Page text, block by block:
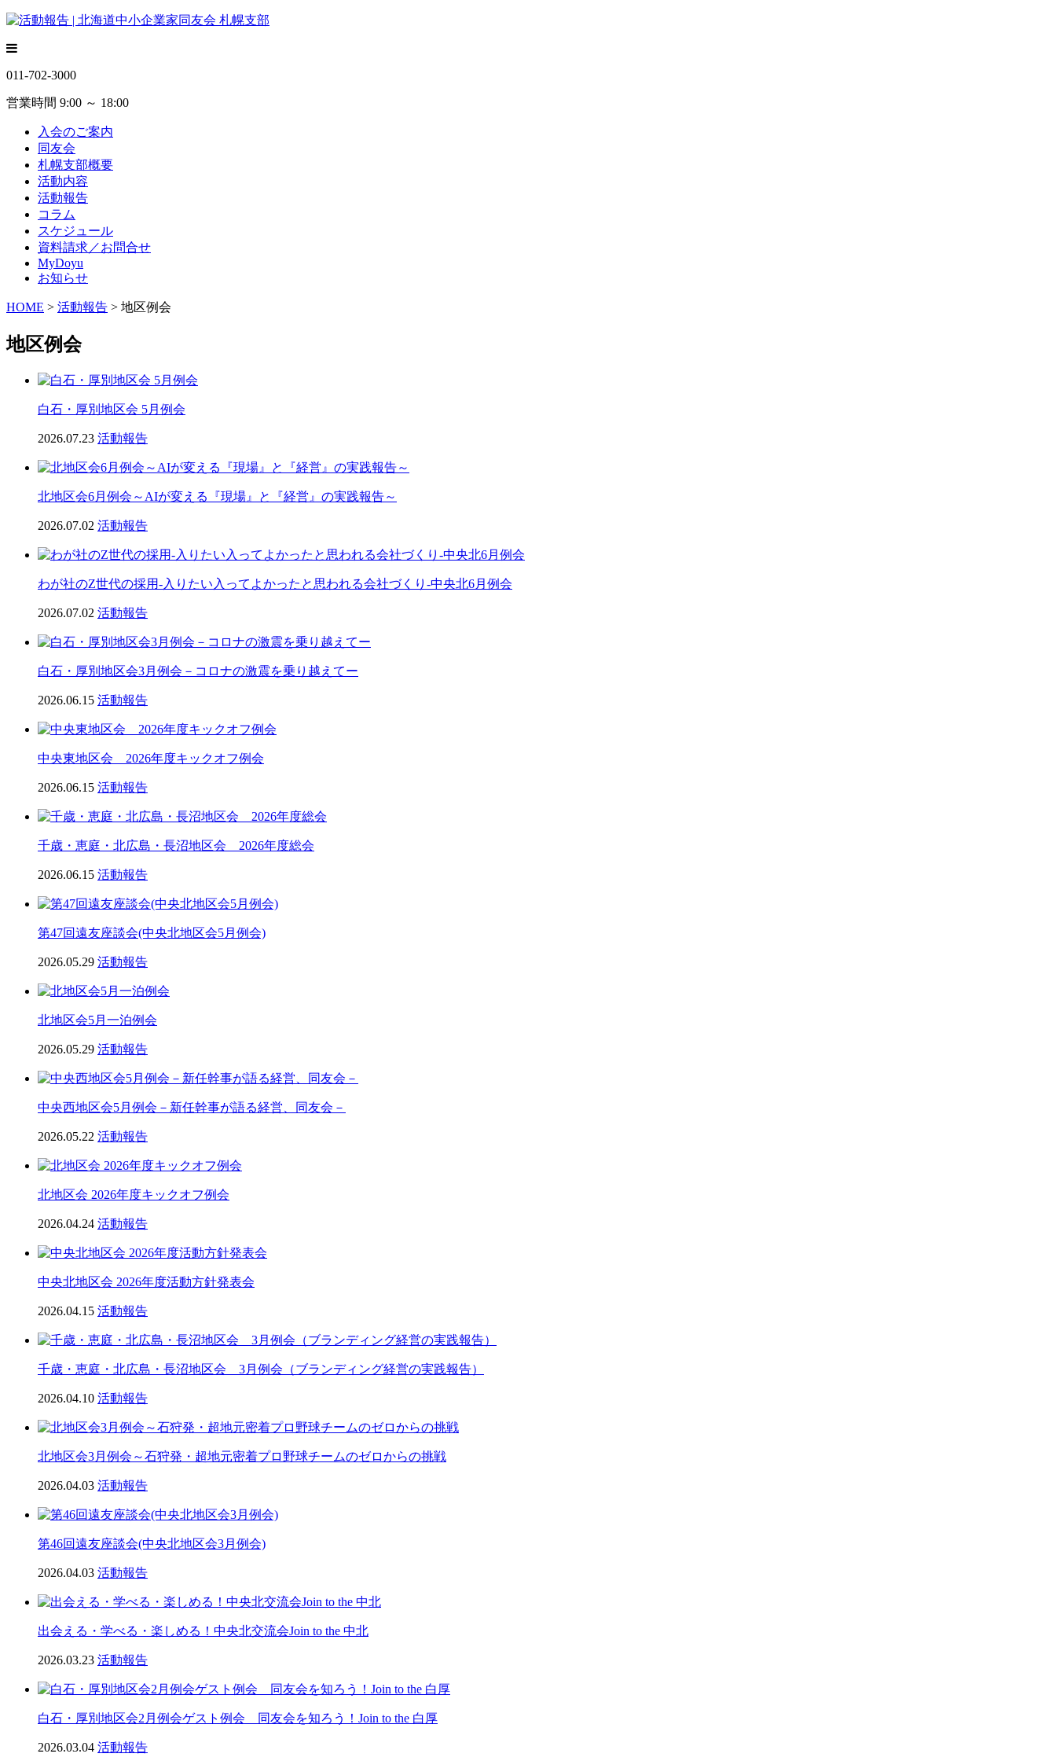
011-702-3000
営業時間 9:00 ～ 18:00
入会のご案内
同友会
札幌支部概要
活動内容
活動報告
コラム
スケジュール
資料請求／お問合せ
MyDoyu
お知らせ
HOME > 活動報告 > 地区例会
地区例会
白石・厚別地区会 5月例会
2026.07.23 活動報告
北地区会6月例会～AIが変える『現場』と『経営』の実践報告～
2026.07.02 活動報告
わが社のZ世代の採用-入りたい入ってよかったと思われる会社づくり-中央北6月例会
2026.07.02 活動報告
白石・厚別地区会3月例会－コロナの激震を乗り越えてー
2026.06.15 活動報告
中央東地区会 2026年度キックオフ例会
2026.06.15 活動報告
千歳・恵庭・北広島・長沼地区会 2026年度総会
2026.06.15 活動報告
第47回遠友座談会(中央北地区会5月例会)
2026.05.29 活動報告
北地区会5月一泊例会
2026.05.29 活動報告
中央西地区会5月例会－新任幹事が語る経営、同友会－
2026.05.22 活動報告
北地区会 2026年度キックオフ例会
2026.04.24 活動報告
中央北地区会 2026年度活動方針発表会
2026.04.15 活動報告
千歳・恵庭・北広島・長沼地区会 3月例会（ブランディング経営の実践報告）
2026.04.10 活動報告
北地区会3月例会～石狩発・超地元密着プロ野球チームのゼロからの挑戦
2026.04.03 活動報告
第46回遠友座談会(中央北地区会3月例会)
2026.04.03 活動報告
出会える・学べる・楽しめる！中央北交流会Join to the 中北
2026.03.23 活動報告
白石・厚別地区会2月例会ゲスト例会 同友会を知ろう！Join to the 白厚
2026.03.04 活動報告